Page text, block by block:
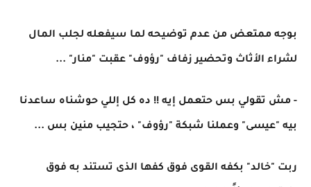
بوجه ممتعض من عدم توضيحه لما سيفعله لجلب المال
لشراء الأثاث وتحضير زفاف "رؤوف" عقبت "منار" ...
- مش تقولي بس حتعمل إيه !! ده كل إللي حوشناه ساعدنا
بيه "عيسى" وعملنا شبكة "رؤوف" ، حتجيب منين بس ...
ربت "خالد" بكفه القوى فوق كفها الذى تستند به فوق